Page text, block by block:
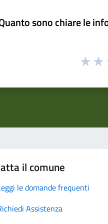
sono chiare le
il comune
le domande frequenti
Assistenza